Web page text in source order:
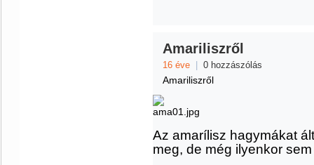
Amariliszről
16 éve 0 hozzászólás
Amariliszről
Az amarílisz hagymákat
meg, de még ilyenkor